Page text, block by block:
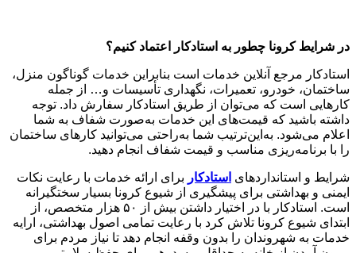
در شرایط کرونا چطور به استادکار اعتماد کنیم؟
استادکار مرجع آنلاین خدمات است بنابراین خدمات گوناگون منزل،
ساختمان، خودرو، تعمیرات، نگهداری تأسیسات و… از جمله
کارهایی است که می‌توان از طریق استادکار سفارش داد. توجه
داشته باشید که قیمت‌های این خدمات به‌صورت شفاف به شما
اعلام می‌شود. به‌این‌ترتیب شما به‌راحتی می‌توانید کارهای ساختمان
را با برنامه‌ریزی مناسب و قیمت شفاف انجام دهید.
شرایط و استانداردهای استادکار برای ارائه خدمات با رعایت نکات
ایمنی و بهداشتی برای پیشگیری از شیوع کرونا بسیار سختگیرانه
است. استادکار با در اختیار داشتن بیش از ۵۰ هزار متخصص، از
ابتدای شیوع کرونا تلاش کرد با رعایت تمامی اصول بهداشتی، ارایه
خدمات به شهروندان را بدون وقفه انجام دهد تا نیاز مردم برای